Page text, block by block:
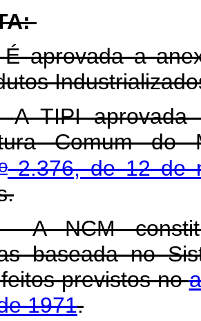
É aprovada a
A TIPI
Comum do
2.376, de 12 de
NCM
baseada no
previstos no
1971.